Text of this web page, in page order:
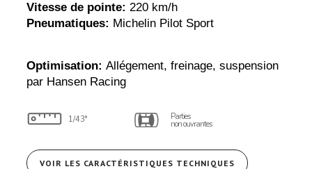
Vitesse de pointe:220 km/h
Pneumatiques: Michelin Pilot Sport
Optimisation:Allégement, freinage, suspension
par Hansen Racing
1/43° Parties
non ouvrantes
VOIR LES CARACTÉRISTIQUES TECHNIQUES